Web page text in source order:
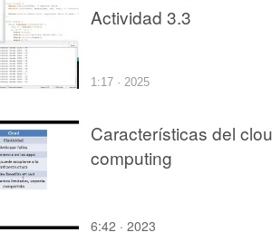
Actividad 3.3
1:17 · 2025
Características del
computing
6:42 · 2023